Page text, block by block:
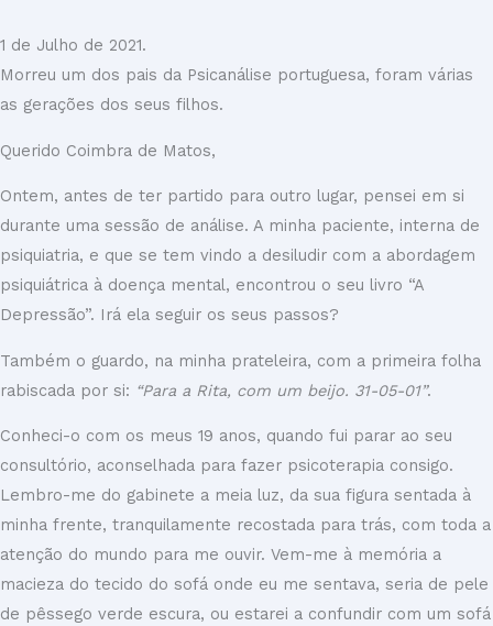
1 de Julho de 2021.
Morreu um dos pais da Psicanálise portuguesa, foram várias
as gerações dos seus filhos.
Querido Coimbra de Matos,
Ontem, antes de ter partido para outro lugar, pensei em si
durante uma sessão de análise. A minha paciente, interna de
psiquiatria, e que se tem vindo a desiludir com a abordagem
psiquiátrica à doença mental, encontrou o seu livro “A
Depressão”. Irá ela seguir os seus passos?
Também o guardo, na minha prateleira, com a primeira folha
rabiscada por si: “Para a Rita, com um beijo. 31-05-01”.
Conheci-o com os meus 19 anos, quando fui parar ao seu
consultório, aconselhada para fazer psicoterapia consigo.
Lembro-me do gabinete a meia luz, da sua figura sentada à
minha frente, tranquilamente recostada para trás, com toda a
atenção do mundo para me ouvir. Vem-me à memória a
macieza do tecido do sofá onde eu me sentava, seria de pele
de pêssego verde escura, ou estarei a confundir com um sofá